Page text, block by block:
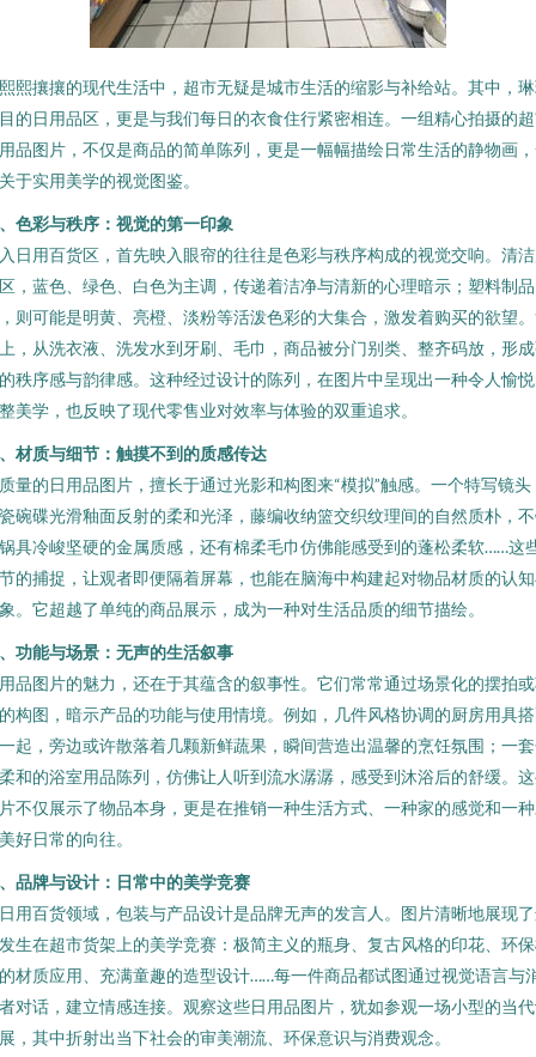
熙攘攘的现代生活中，超市无疑是城市生活的缩影与补给站。其中，
的日用品区，更是与我们每日的衣食住行紧密相连。一组精心拍摄的
品图片，不仅是商品的简单陈列，更是一幅幅描绘日常生活的静物画
于实用美学的视觉图鉴。
色彩与秩序：视觉的第一印象
日用百货区，首先映入眼帘的往往是色彩与秩序构成的视觉交响。清
，蓝色、绿色、白色为主调，传递着洁净与清新的心理暗示；塑料制品
则可能是明黄、亮橙、淡粉等活泼色彩的大集合，激发着购买的欲望
，从洗衣液、洗发水到牙刷、毛巾，商品被分门别类、整齐码放，形
秩序感与韵律感。这种经过设计的陈列，在图片中呈现出一种令人愉
美学，也反映了现代零售业对效率与体验的双重追求。
材质与细节：触摸不到的质感传达
量的日用品图片，擅长于通过光影和构图来“模拟”触感。一个特写镜头
碗碟光滑釉面反射的柔和光泽，藤编收纳篮交织纹理间的自然质朴，
具冷峻坚硬的金属质感，还有棉柔毛巾仿佛能感受到的蓬松柔软……这
的捕捉，让观者即便隔着屏幕，也能在脑海中构建起对物品材质的认
。它超越了单纯的商品展示，成为一种对生活品质的细节描绘。
功能与场景：无声的生活叙事
品图片的魅力，还在于其蕴含的叙事性。它们常常通过场景化的摆拍
构图，暗示产品的功能与使用情境。例如，几件风格协调的厨房用具
起，旁边或许散落着几颗新鲜蔬果，瞬间营造出温馨的烹饪氛围；一
和的浴室用品陈列，仿佛让人听到流水潺潺，感受到沐浴后的舒缓。
不仅展示了物品本身，更是在推销一种生活方式、一种家的感觉和一
好日常的向往。
品牌与设计：日常中的美学竞赛
用百货领域，包装与产品设计是品牌无声的发言人。图片清晰地展现
生在超市货架上的美学竞赛：极简主义的瓶身、复古风格的印花、环
材质应用、充满童趣的造型设计……每一件商品都试图通过视觉语言与
对话，建立情感连接。观察这些日用品图片，犹如参观一场小型的当
，其中折射出当下社会的审美潮流、环保意识与消费观念。